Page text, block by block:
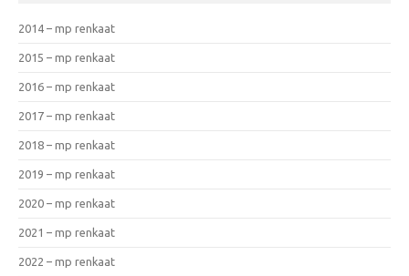
2014 – mp renkaat
2015 – mp renkaat
2016 – mp renkaat
2017 – mp renkaat
2018 – mp renkaat
2019 – mp renkaat
2020 – mp renkaat
2021 – mp renkaat
2022 – mp renkaat